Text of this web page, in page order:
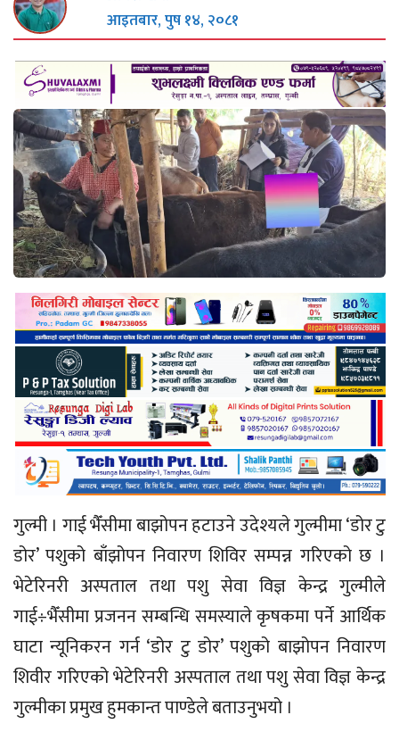
आइतबार, पुष १४, २०८१
गुल्मी । गाई भैँसीमा बाझोपन हटाउने उदेश्यले गुल्मीमा ‘डोर टु
डोर’ पशुको बाँझोपन निवारण शिविर सम्पन्न गरिएको छ ।
भेटेरिनरी अस्पताल तथा पशु सेवा विज्ञ केन्द्र गुल्मीले
गाई÷भैँसीमा प्रजनन सम्बन्धि समस्याले कृषकमा पर्ने आर्थिक
घाटा न्यूनिकरन गर्न ‘डोर टु डोर’ पशुको बाझोपन निवारण
शिवीर गरिएको भेटेरिनरी अस्पताल तथा पशु सेवा विज्ञ केन्द्र
गुल्मीका प्रमुख हुमकान्त पाण्डेले बताउनुभयो ।